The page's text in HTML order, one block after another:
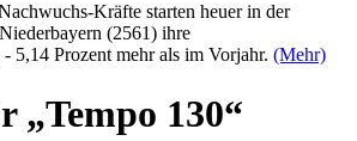
Kräfte starten heuer in der
(2561) ihre
5,14 Prozent mehr als im Vorjahr. (Mehr)
„Tempo 130“